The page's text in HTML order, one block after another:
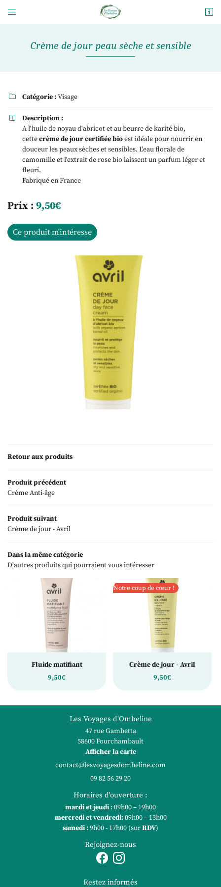

réalisations
Nos tarifs
Actualités
cadeau

Rejoignez-
09 82 56 29 20
Adresse email de réception
En cochant cette case, vous consentez à recevoir nos propositions commerciales à
l'adresse email indiqué ci-dessus. Vous pouvez vous désinscrire à tout moment en
utilisantle formulaire de désinscription
Crème de jour peau sèche et sensible
 Catégorie :Visage

Description :
A l'huile de noyau d'abricot et au beurre de karité bio,
cettecrème de jour certifiée bioest idéale pour nourrir en
douceur les peaux sèches et sensibles. L'eau florale de
camomille et l'extrait de rose bio laissent un parfum léger et
fleuri.
Fabriqué en France
Prix : 9,50€
Ce produit m'intéresse
Retour aux produits
Produit précédent
Crème Anti-âge
Produit suivant
Crème de jour - Avril
Dans la même catégorie
D'autres produits qui pourraient vous intéresser
Fluide matifiant
9,50€
Notre coup de cœur !
Crème de jour - Avril
9,50€
Les Voyages d'Ombeline
47 rue Gambetta
58600 Fourchambault
Afficher la carte
09 82 56 29 20
Horaires d'ouverture :
mardi et jeudi : 09h00 – 19h00
mercredi et vendredi:09h00 – 13h00
samedi :9h00 - 17h00 (surRDV)
Rejoignez-nous
Restez informés